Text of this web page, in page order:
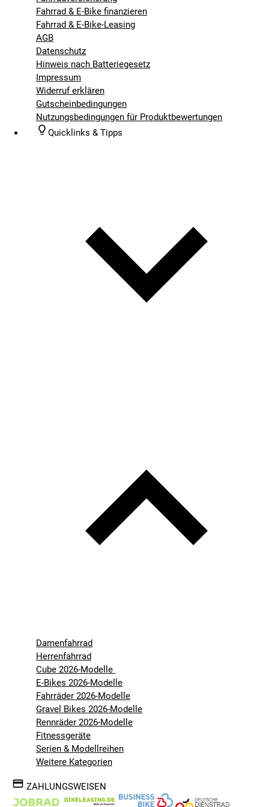
Fahrrad & E-Bike finanzieren
Fahrrad & E-Bike-Leasing
AGB
Datenschutz
Hinweis nach Batteriegesetz
Impressum
Widerruf erklären
Gutscheinbedingungen
Nutzungsbedingungen für Produktbewertungen
Quicklinks & Tipps
Damenfahrrad
Herrenfahrrad
Cube 2026-Modelle
E-Bikes 2026-Modelle
Fahrräder 2026-Modelle
Gravel Bikes 2026-Modelle
Rennräder 2026-Modelle
Fitnessgeräte
Serien & Modellreihen
Weitere Kategorien
ZAHLUNGSWEISEN